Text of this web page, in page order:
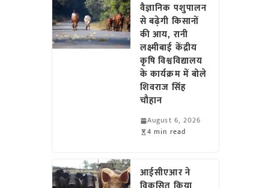
वैज्ञानिक पशुपालन
से बढ़ेगी किसानों
की आय, रानी
लक्ष्मीबाई केंद्रीय
कृषि विश्वविद्यालय
के कार्यक्रम में बोले
शिवराज सिंह
चौहान
August 6, 2026
4 min read
आईसीएआर ने